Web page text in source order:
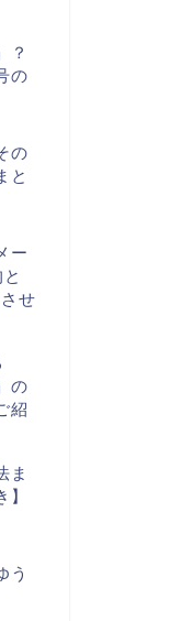
？
の
の
と
ー
せ
の
紹
ま
う